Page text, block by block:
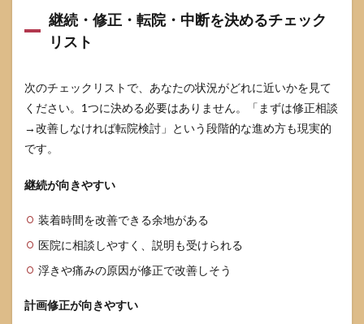
継続・修正・転院・中断を決めるチェック
リスト
次のチェックリストで、あなたの状況がどれに近いかを見て
ください。1つに決める必要はありません。「まずは修正相談
→改善しなければ転院検討」という段階的な進め方も現実的
です。
継続が向きやすい
装着時間を改善できる余地がある
医院に相談しやすく、説明も受けられる
浮きや痛みの原因が修正で改善しそう
計画修正が向きやすい